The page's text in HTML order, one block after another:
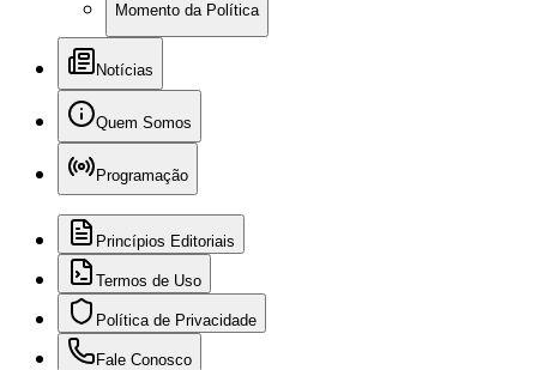
Momento da Política
Notícias
Quem Somos
Programação
Princípios Editoriais
Termos de Uso
Política de Privacidade
Fale Conosco